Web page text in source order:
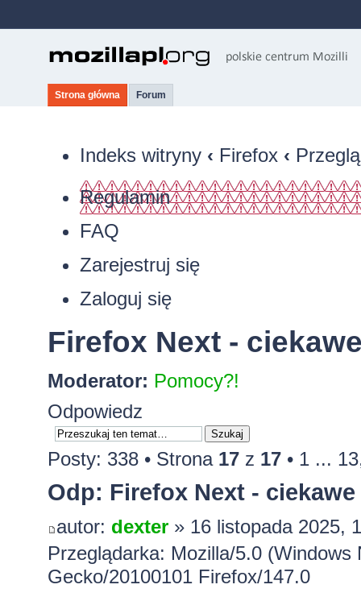
Strona główna Forum
Indeks witryny ‹ Firefox ‹
Regulamin
FAQ
Zarejestruj się
Zaloguj się
Firefox Next -
Moderator: Pomocy?!
Odpowiedz
Posty: 338 • Strona 17z 17• 1... 13
Odp: Firefox Next -
autor: dexter» 16 listopada 2025,
Przeglądarka: Mozilla/5.0
Gecko/20100101 Firefox/147.0